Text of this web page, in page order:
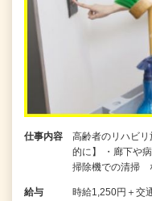
仕事内容
高齢者のリハビ
的に】 ・廊下や
掃除機での清掃
給与 時給1,250円＋交